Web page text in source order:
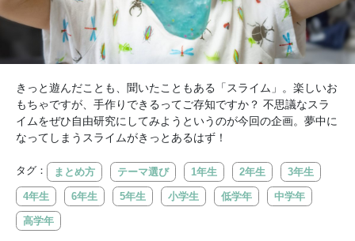
きっと遊んだことも、聞いたこともある「スライム」。楽しいお
もちゃですが、手作りできるってご存知ですか？ 不思議なスラ
イムをぜひ自由研究にしてみようというのが今回の企画。夢中に
なってしまうスライムがきっとあるはず！
タグ： まとめ方 テーマ選び 1年生 2年生 3年生
4年生 6年生 5年生 小学生 低学年 中学年
高学年